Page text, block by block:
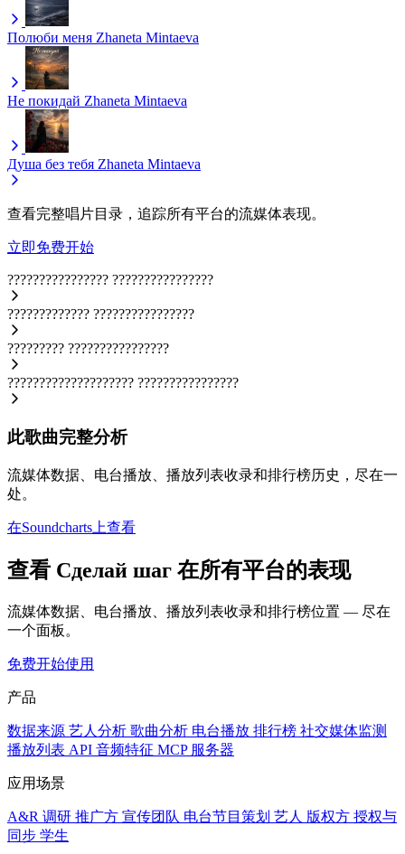
Полюби меня Zhaneta Mintaeva
Не покидай Zhaneta Mintaeva
Душа без тебя Zhaneta Mintaeva
查看完整唱片目录，追踪所有平台的流媒体表现。
立即免费开始
???????????????? ????????????????
????????????? ????????????????
????????? ????????????????
???????????????????? ????????????????
此歌曲完整分析
流媒体数据、电台播放、播放列表收录和排行榜历史，尽在一
处。
在Soundcharts上查看
查看 Сделай шаг 在所有平台的表现
流媒体数据、电台播放、播放列表收录和排行榜位置 — 尽在
一个面板。
免费开始使用
产品
数据来源 艺人分析 歌曲分析 电台播放 排行榜 社交媒体监测
播放列表 API 音频特征 MCP 服务器
应用场景
A&R 调研 推广方 宣传团队 电台节目策划 艺人 版权方 授权与
同步 学生